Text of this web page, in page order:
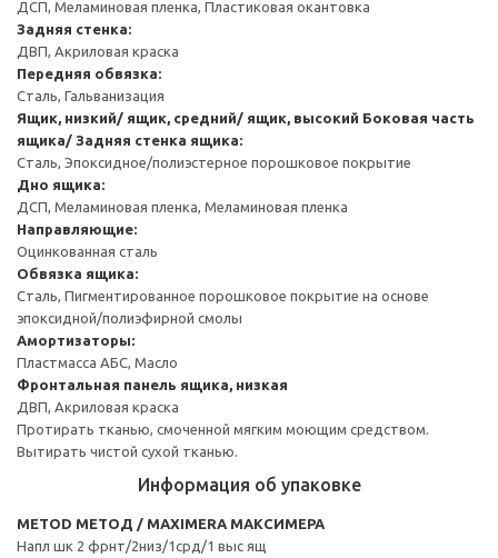
ДСП, Меламиновая пленка, Пластиковая окантовка
Задняя стенка:
ДВП, Акриловая краска
Передняя обвязка:
Сталь, Гальванизация
Ящик, низкий/ ящик, средний/ ящик, высокий Боковая часть
ящика/ Задняя стенка ящика:
Сталь, Эпоксидное/полиэстерное порошковое покрытие
Дно ящика:
ДСП, Меламиновая пленка, Меламиновая пленка
Направляющие:
Оцинкованная сталь
Обвязка ящика:
Сталь, Пигментированное порошковое покрытие на основе
эпоксидной/полиэфирной смолы
Амортизаторы:
Пластмасса АБС, Масло
Фронтальная панель ящика, низкая
ДВП, Акриловая краска
Протирать тканью, смоченной мягким моющим средством.
Вытирать чистой сухой тканью.
Информация об упаковке
METOD МЕТОД / MAXIMERA МАКСИМЕРА
Напл шк 2 фрнт/2низ/1срд/1 выс ящ